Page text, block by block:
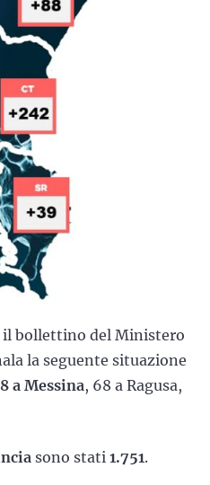
il bollettino del Ministero
la seguente situazione
a Messina, 68 a Ragusa,
sono stati 1.751.